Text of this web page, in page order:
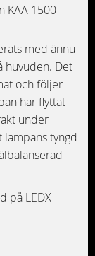
KAA 1500
med ännu
huvuden. Det
och följer
har flyttat
under
tyngd
på LEDX